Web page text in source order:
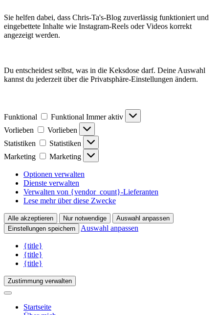
Sie helfen dabei, dass Chris-Ta's-Blog zuverlässig funktioniert und
eingebettete Inhalte wie Instagram-Reels oder Videos korrekt
angezeigt werden.
Du entscheidest selbst, was in die Keksdose darf. Deine Auswahl
kannst du jederzeit über die Privatsphäre-Einstellungen ändern.
Funktional Funktional Immer aktiv
Vorlieben
Vorlieben
Statistiken
Statistiken
Marketing
Marketing
Optionen verwalten
Dienste verwalten
Verwalten von {vendor_count}-Lieferanten
Lese mehr über diese Zwecke
Alle akzeptieren Nur notwendige
Auswahl anpassen
Einstellungen speichern
Auswahl anpassen
{title}
{title}
{title}
Zustimmung verwalten
Startseite